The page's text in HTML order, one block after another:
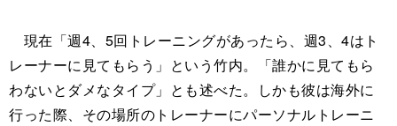
現在「週4、5回トレーニングがあったら、週3、4はト
レーナーに見てもらう」という竹内。「誰かに見てもら
わないとダメなタイプ」とも述べた。しかも彼は海外に
行った際、その場所のトレーナーにパーソナルトレーニ